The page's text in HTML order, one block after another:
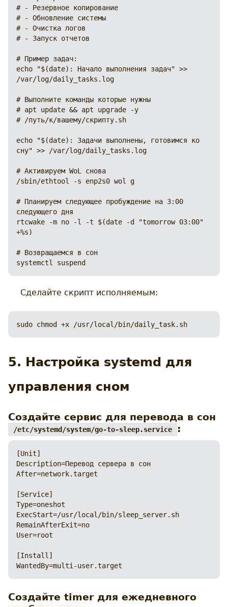
# - Резервное копирование
# - Обновление системы
# - Очистка логов
# - Запуск отчетов
# Пример задач:
echo "$(date): Начало выполнения задач" >>
/var/log/daily_tasks.log
# Выполните команды которые нужны
# apt update && apt upgrade -y
# /путь/к/вашему/скрипту.sh
echo "$(date): Задачи выполнены, готовимся ко
сну" >> /var/log/daily_tasks.log
# Активируем WoL снова
/sbin/ethtool -s enp2s0 wol g
# Планируем следующее пробуждение на 3:00
следующего дня
rtcwake -m no -l -t $(date -d "tomorrow 03:00"
+%s)
# Возвращаемся в сон
systemctl suspend
Сделайте скрипт исполняемым:
sudo chmod +x /usr/local/bin/daily_task.sh
5. Настройка systemd для
управления сном
Создайте сервис для перевода в сон
/etc/systemd/system/go-to-sleep.service :
[Unit]
Description=Перевод сервера в сон
After=network.target
[Service]
Type=oneshot
ExecStart=/usr/local/bin/sleep_server.sh
RemainAfterExit=no
User=root
[Install]
WantedBy=multi-user.target
Создайте timer для ежедневного